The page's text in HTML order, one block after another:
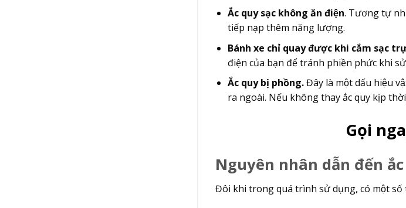
Ắc quy sạc không ăn điện. Tương tự
tiếp nạp thêm năng lượng.
Bánh xe chỉ quay được khi cắm sạc
điện của bạn để tránh phiền phức khi
Ắc quy bị phồng.Đây là một dấu hiệu
ra ngoài. Nếu không thay ắc quy kịp
Gọi
Nguyên nhân dẫn đến
Đôi khi trong quá trình sử dụng, có một